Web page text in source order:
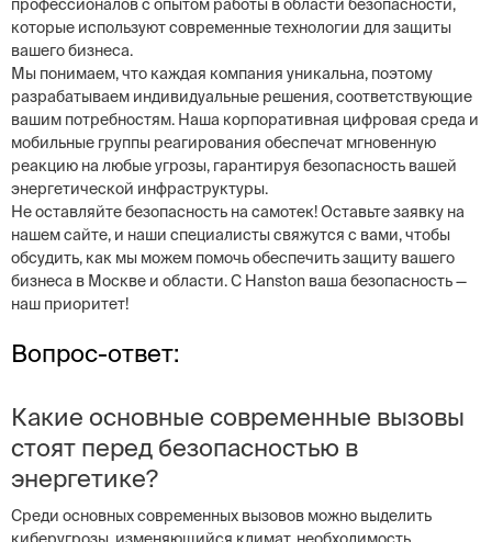
профессионалов с опытом работы в области безопасности,
которые используют современные технологии для защиты
вашего бизнеса.
Мы понимаем, что каждая компания уникальна, поэтому
разрабатываем индивидуальные решения, соответствующие
вашим потребностям. Наша корпоративная цифровая среда и
мобильные группы реагирования обеспечат мгновенную
реакцию на любые угрозы, гарантируя безопасность вашей
энергетической инфраструктуры.
Не оставляйте безопасность на самотек! Оставьте заявку на
нашем сайте, и наши специалисты свяжутся с вами, чтобы
обсудить, как мы можем помочь обеспечить защиту вашего
бизнеса в Москве и области. С Hanston ваша безопасность —
наш приоритет!
Вопрос-ответ:
Какие основные современные вызовы
стоят перед безопасностью в
энергетике?
Среди основных современных вызовов можно выделить